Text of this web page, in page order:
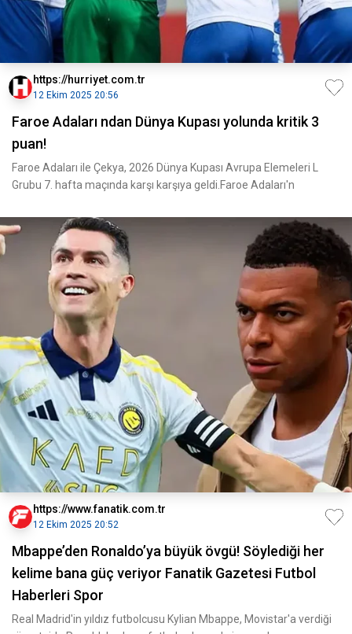
https://hurriyet.com.tr
12 Ekim 2025 20:56
Faroe Adaları ndan Dünya Kupası yolunda kritik 3
puan!
Faroe Adaları ile Çekya, 2026 Dünya Kupası Avrupa Elemeleri L
Grubu 7. hafta maçında karşı karşıya geldi.Faroe Adaları'n
https://www.fanatik.com.tr
12 Ekim 2025 20:52
Mbappe’den Ronaldo’ya büyük övgü! Söylediği her
kelime bana güç veriyor Fanatik Gazetesi Futbol
Haberleri Spor
Real Madrid'in yıldız futbolcusu Kylian Mbappe, Movistar'a verdiği